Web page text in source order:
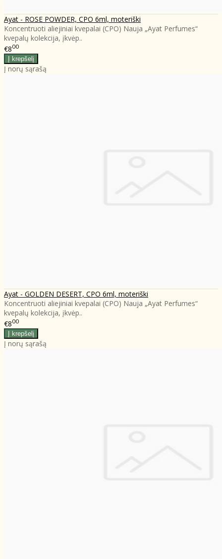
Ayat - ROSE POWDER, CPO 6ml, moteriški
Koncentruoti aliejiniai kvepalai (CPO) Nauja „Ayat Perfumes“
kvepalų kolekcija, įkvėp..
€800
Į norų sąrašą
Ayat - GOLDEN DESERT, CPO 6ml, moteriški
Koncentruoti aliejiniai kvepalai (CPO) Nauja „Ayat Perfumes“
kvepalų kolekcija, įkvėp..
€800
Į norų sąrašą